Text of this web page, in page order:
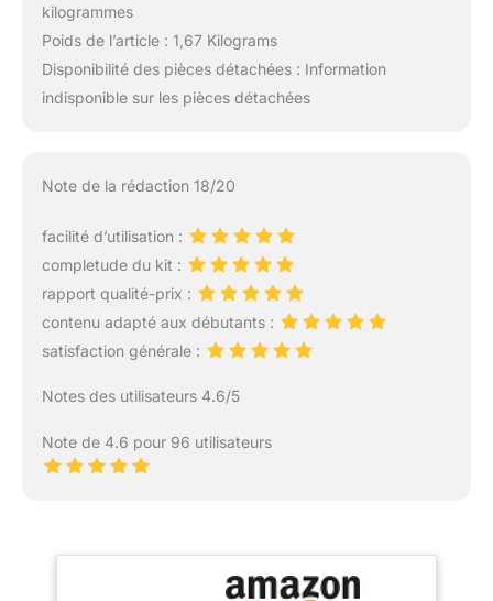
kilogrammes
Poids de l’article : 1,67 Kilograms
Disponibilité des pièces détachées : Information
indisponible sur les pièces détachées
Note de la rédaction 18/20
facilité d’utilisation :
completude du kit :
rapport qualité-prix :
contenu adapté aux débutants :
satisfaction générale :
Notes des utilisateurs 4.6/5
Note de 4.6 pour 96 utilisateurs